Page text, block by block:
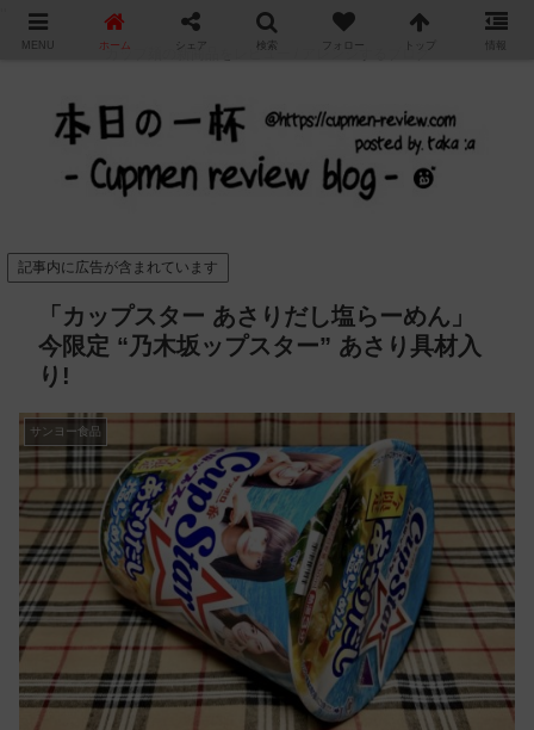
カップ麺の新商品をレビュー / アレンジするブログ
記事内に広告が含まれています
「カップスター あさりだし塩らーめん」
今限定 “乃木坂ップスター” あさり具材入
り!
サンヨー食品
MENU ホーム シェア 検索 フォロー トップ 情報